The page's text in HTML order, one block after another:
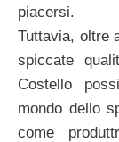
piacersi.
Tuttavia, oltre
spiccate
Costello
mondo dello
come